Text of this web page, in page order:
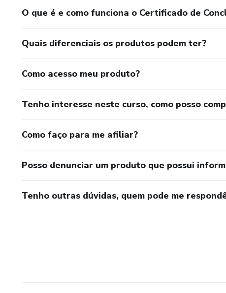
O que é e como funciona o Certificado de
Quais diferenciais os produtos podem ter?
Como acesso meu produto?
Tenho interesse neste curso, como posso
Como faço para me afiliar?
Posso denunciar um produto que possui
Tenho outras dúvidas, quem pode me